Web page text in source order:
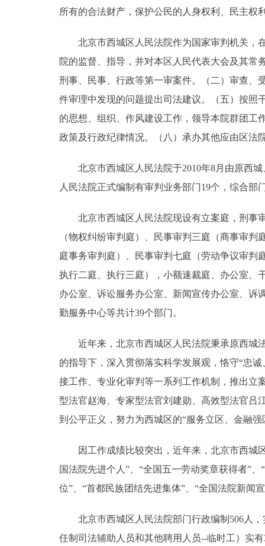
政务服务
个人服务
政民互动
12345网上接诉即办
走进北京
绿色北京
ENGLISH
DEUTSCH
ITALIANO
所有的合法财产，保护公民的人身权利、民主权
北京市西城区人民法院作为国家审判机关，在
院的监督、指导，并对本区人民代表大会及其
刑事、民事、行政等第一审案件。（二）审查、
件审理中发现的问题提出司法建议。（五）按照
的思想、组织、作风建设工作，领导本院群团工
政策及行政纪律情况。（八）承办其他应由区法
北京市西城区人民法院于2010年8月由原西城
人民法院正式编制有审判业务部门19个，综合部
北京市西城区人民法院现设有立案庭，刑事审
（物权纠纷审判庭）、民事审判三庭（商事审
庭事务审判庭）、民事审判七庭（劳动争议审判
执行二庭、执行三庭），小额速裁庭、办公室、
办公室、诉讼服务办公室、新闻宣传办公室、诉
勤服务中心等共计39个部门。
近年来，北京市西城区人民法院秉承原西城法
的指导下，深入贯彻落实科学发展观，恪守“忠
接工作、专业化审判等一系列工作机制，推出立
型法官赵海、专家型法官刘建勋、高效型法官吕
到公平正义，努力为西城区的“服务立区、金融
因工作成绩比较突出，近年来，北京市西城区
国法院先进个人”、“全国五一劳动奖章获得者”
位”、“首都民族团结先进集体”、“全国法院新闻
北京市西城区人民法院部门行政编制506人，
任制司法辅助人员和其他聘用人员--临时工）实